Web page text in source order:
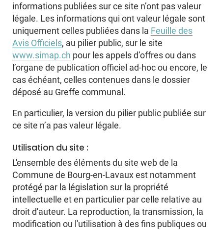
informations publiées sur ce site n’ont pas valeur
légale. Les informations qui ont valeur légale sont
uniquement celles publiées dans la Feuille des
Avis Officiels, au pilier public, sur le site
www.simap.ch pour les appels d’offres ou dans
l’organe de publication officiel ad-hoc ou encore, le
cas échéant, celles contenues dans le dossier
déposé au Greffe communal.
En particulier, la version du pilier public publiée sur
ce site n’a pas valeur légale.
Utilisation du site :
L'ensemble des éléments du site web de la
Commune de Bourg-en-Lavaux est notamment
protégé par la législation sur la propriété
intellectuelle et en particulier par celle relative au
droit d'auteur. La reproduction, la transmission, la
modification ou l'utilisation à des fins publiques ou